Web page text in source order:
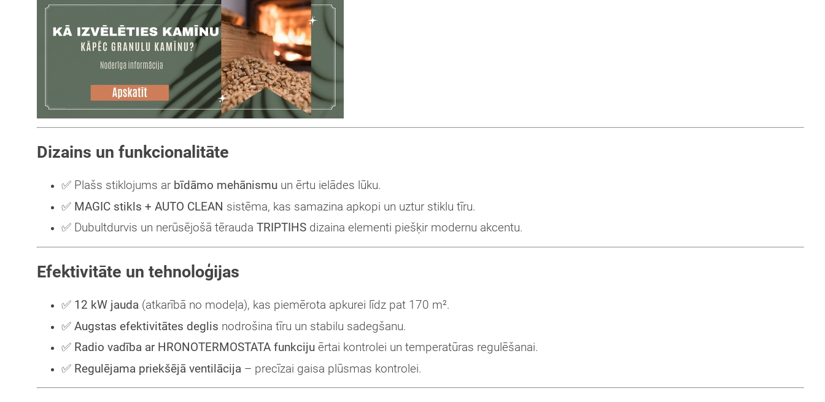
Dizains un funkcionalitāte
✅ Plašs stiklojums ar bīdāmo mehānismu un ērtu ielādes lūku.
✅ MAGIC stikls + AUTO CLEAN sistēma, kas samazina apkopi un uztur stiklu tīru.
✅ Dubultdurvis un nerūsējošā tērauda TRIPTIHS dizaina elementi piešķir modernu akcentu.
Efektivitāte un tehnoloģijas
✅ 12 kW jauda (atkarībā no modeļa), kas piemērota apkurei līdz pat 170 m².
✅ Augstas efektivitātes deglis nodrošina tīru un stabilu sadegšanu.
✅ Radio vadība ar HRONOTERMOSTATA funkciju ērtai kontrolei un temperatūras regulēšanai.
✅ Regulējama priekšējā ventilācija – precīzai gaisa plūsmas kontrolei.